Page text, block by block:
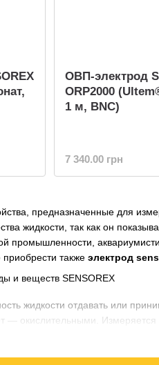
предназначенные для
жидкости, так как он
промышленности,
также электрод
жидкости отдавать или
— окислительными.
качества воды, особенно
ОВП-электрод
ORP2000
1 м, BNC)
7 340.00 грн